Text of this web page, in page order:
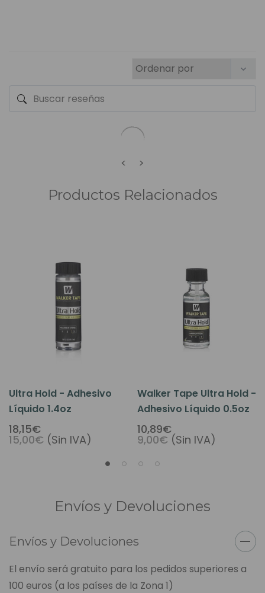
< >
Productos Relacionados
Ultra Hold - Adhesivo
Líquido 1.4oz
18,15€
15,00€ (Sin IVA)
Walker Tape Ultra Hold -
Adhesivo Líquido 0.5oz
10,89€
9,00€ (Sin IVA)
Envíos y Devoluciones
Envíos y Devoluciones
El envío será gratuito para los pedidos superiores a
100 euros (a los países de la Zona 1)